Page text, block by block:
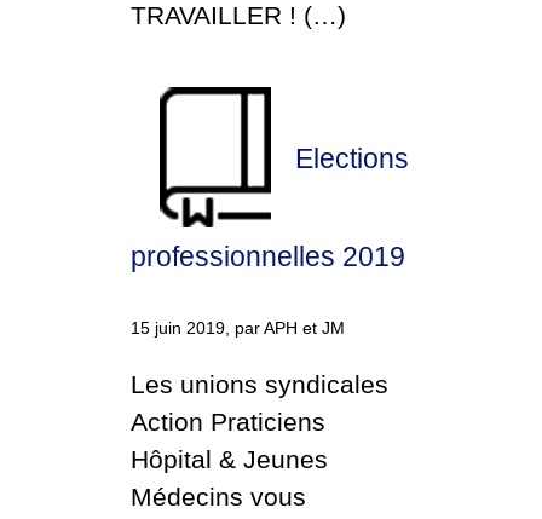
TRAVAILLER ! (…)
Elections
professionnelles 2019
15 juin 2019, par APH et JM
Les unions syndicales
Action Praticiens
Hôpital & Jeunes
Médecins vous